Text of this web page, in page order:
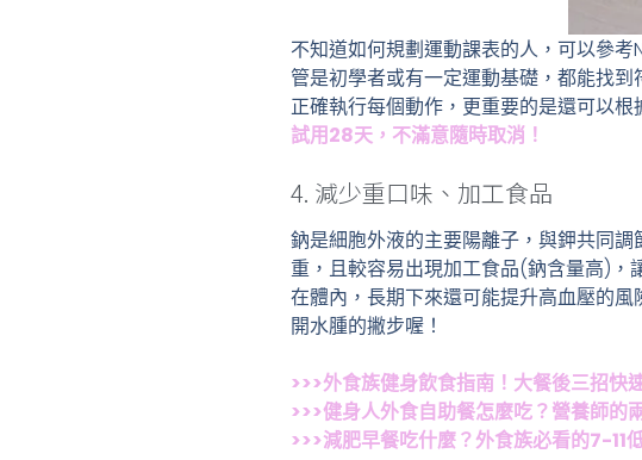
不知道如何規劃運動課表的人，可以參
管是初學者或有一定運動基礎，都能找
正確執行每個動作，更重要的是還可以根
試用28天，不滿意隨時取消！
4. 減少重口味、加工食品
鈉是細胞外液的主要陽離子，與鉀共同
重，且較容易出現加工食品(鈉含量高)，
在體內，長期下來還可能提升高血壓的
開水腫的撇步喔！
>>>外食族健身飲食指南！大餐後三招快
>>>健身人外食自助餐怎麼吃？營養師的
>>>減肥早餐吃什麼？外食族必看的7-11